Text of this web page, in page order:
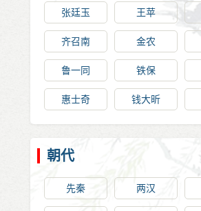
张廷玉 王苹
齐召南 金农
鲁一同 铁保
惠士奇 钱大昕
朝代
先秦 两汉